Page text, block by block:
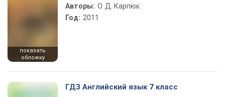
показать
обложку
Авторы: О. Д. Карпюк
Год: 2011
ГДЗ Английский язык 7 класс